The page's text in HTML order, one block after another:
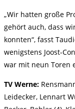
„Wir hatten große
gehört auch, dass
konnten“, fasst
wenigstens Joost-
war mit neun Toren
TV Werne:
Leidecker, Lennart